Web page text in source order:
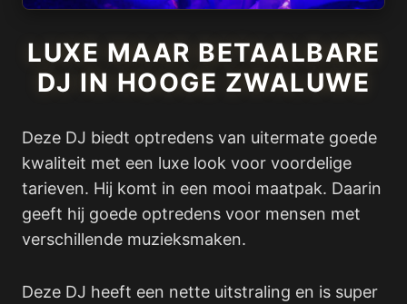
LUXE MAAR BETAALBARE
DJ IN HOOGE ZWALUWE
Deze DJ biedt optredens van uitermate goede
kwaliteit met een luxe look voor voordelige
tarieven. Hij komt in een mooi maatpak. Daarin
geeft hij goede optredens voor mensen met
verschillende muzieksmaken.
Deze DJ heeft een nette uitstraling en is super